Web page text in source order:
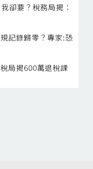
卻要？稅務局揭：
記錄歸零？專家:恐
局揭600萬退稅課